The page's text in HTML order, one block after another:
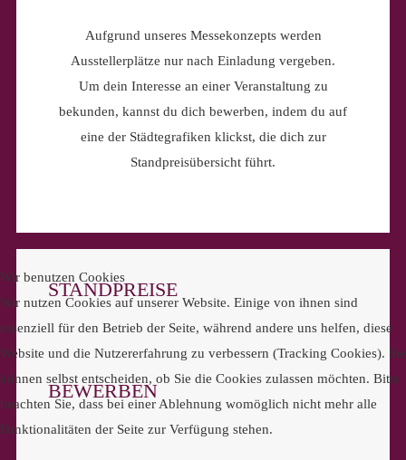
Aufgrund unseres Messekonzepts werden
Ausstellerplätze nur nach Einladung vergeben.
Um dein Interesse an einer Veranstaltung zu
bekunden, kannst du dich bewerben, indem du auf
eine der Städtegrafiken klickst, die dich zur
Standpreisübersicht führt.
STANDPREISE
BEWERBEN
Wir benutzen Cookies
Wir nutzen Cookies auf unserer Website. Einige von ihnen sind
essenziell für den Betrieb der Seite, während andere uns helfen, diese
Website und die Nutzererfahrung zu verbessern (Tracking Cookies). Sie
können selbst entscheiden, ob Sie die Cookies zulassen möchten. Bitte
beachten Sie, dass bei einer Ablehnung womöglich nicht mehr alle
Funktionalitäten der Seite zur Verfügung stehen.